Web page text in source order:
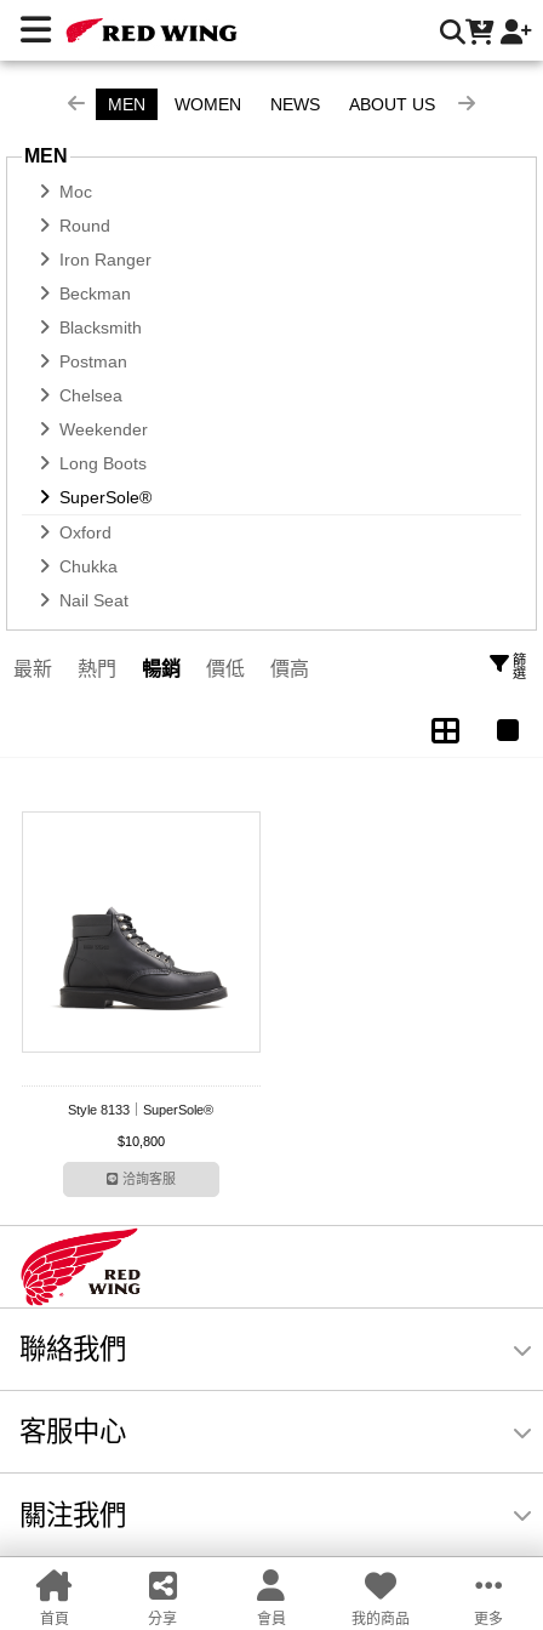
SuperSole® | Red Wing Heritage 台灣官方網站
MEN WOMEN NEWS ABOUT US
MEN
Moc
Round
Iron Ranger
Beckman
Blacksmith
Postman
Chelsea
Weekender
Long Boots
SuperSole®
Oxford
Chukka
Nail Seat
最新 熱門 暢銷 價低 價高 篩選
Style 8133｜SuperSole®
$10,800
洽詢客服
聯絡我們
客服中心
關注我們
首頁 分享 會員 我的商品 更多
LINE Facebook